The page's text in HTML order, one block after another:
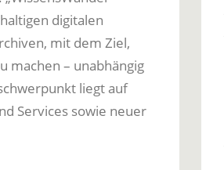
digitalen
mit dem Ziel,
machen – unabhängig
liegt auf
Services sowie neuer